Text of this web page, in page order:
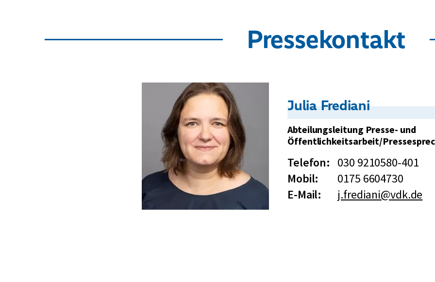
Pressekontakt
Kontakt:
Julia Frediani
Abteilungsleitung Presse- und
Öffentlichkeitsarbeit/
Telefon: 030 9210580-401
Mobil:
0175 6604730
E-Mail:
j.frediani@vdk.de